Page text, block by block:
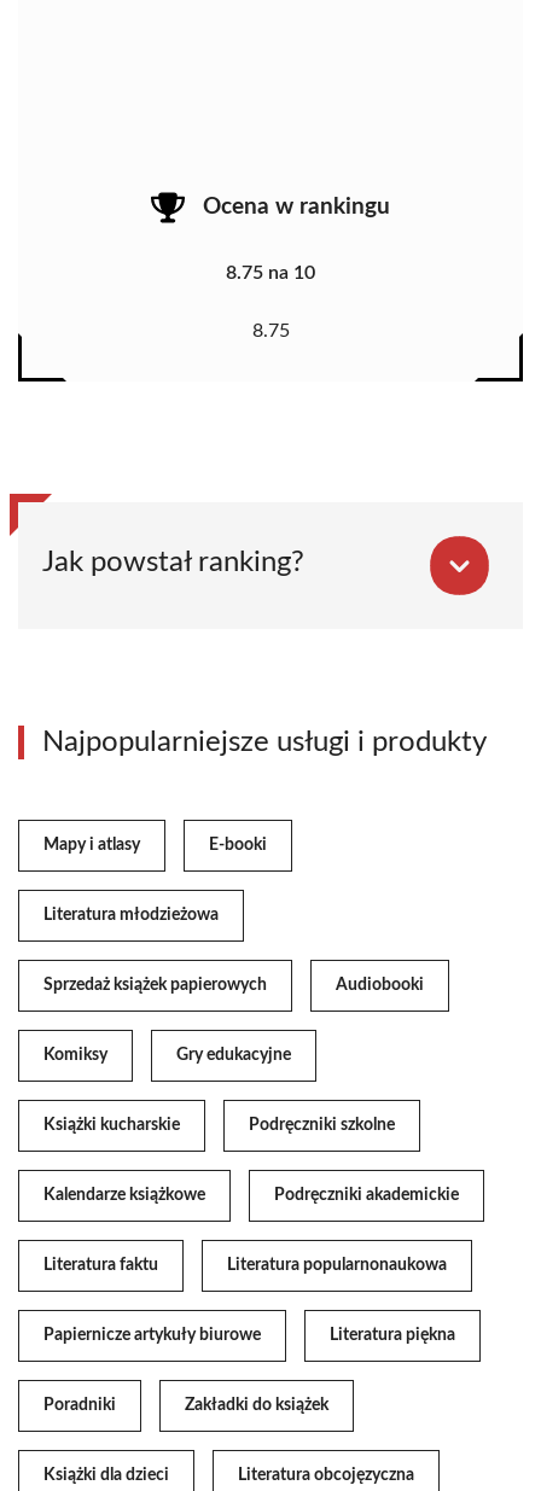
Ocena w rankingu
8.75 na 10
8.75
Jak powstał ranking?
Najpopularniejsze usługi i produkty
Mapy i atlasy E-booki
Literatura młodzieżowa
Sprzedaż książek papierowych Audiobooki
Komiksy Gry edukacyjne
Książki kucharskie Podręczniki szkolne
Kalendarze książkowe Podręczniki akademickie
Literatura faktu Literatura popularnonaukowa
Papiernicze artykuły biurowe Literatura piękna
Poradniki Zakładki do książek
Książki dla dzieci Literatura obcojęzyczna